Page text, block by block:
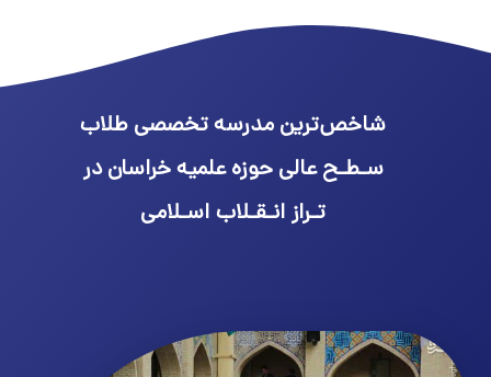
شاخص‌ترین مدرسه تخصصی طلاب
سـطـح عالی حوزه علمیه خراسان در
تـراز انـقـلاب اسـلامی